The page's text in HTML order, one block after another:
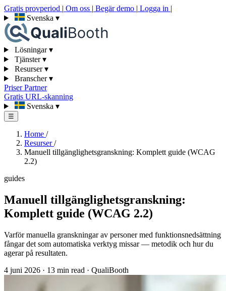
Gratis provperiod | Om oss | Begär demo | Logga in |
Svenska ▾
Lösningar▾
Tjänster▾
Resurser▾
Branscher▾
PriserPartner
Gratis URL-skanning
Svenska ▾
☰
Home /
Resurser/
Manuell tillgänglighetsgranskning: Komplett guide (WCAG
2.2)
guides
Manuell tillgänglighetsgranskning:
Komplett guide (WCAG 2.2)
Varför manuella granskningar av personer med funktionsnedsättning
fångar det som automatiska verktyg missar — metodik och hur du
agerar på resultaten.
4 juni 2026 · 13 min read · QualiBooth